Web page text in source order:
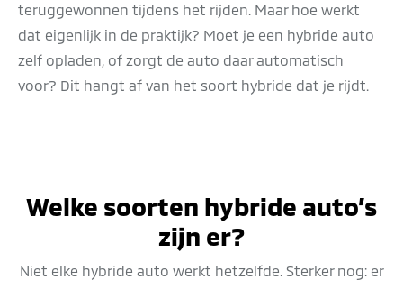
teruggewonnen tijdens het rijden. Maar hoe werkt
dat eigenlijk in de praktijk? Moet je een hybride auto
zelf opladen, of zorgt de auto daar automatisch
voor? Dit hangt af van het soort hybride dat je rijdt.
Welke soorten hybride auto’s
zijn er?
Niet elke hybride auto werkt hetzelfde. Sterker nog: er